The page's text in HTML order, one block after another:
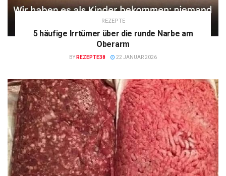
REZEPTE
5 häufige Irrtümer über die runde Narbe am
Oberarm
BY REZEPTE38 22 JANUAR 2026